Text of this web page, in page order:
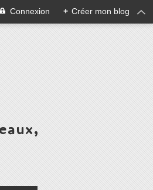
Connexion + Créer mon blog